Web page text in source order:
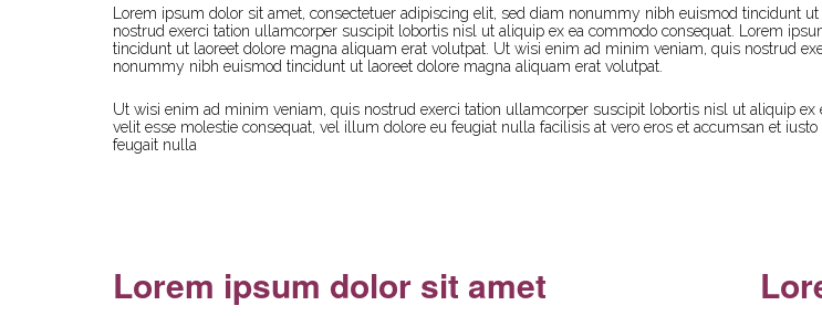
Lorem ipsum dolor sit amet, consectetuer adipiscing elit, sed diam nonummy nibh euismod tincidunt
nostrud exerci tation ullamcorper suscipit lobortis nisl ut aliquip ex ea commodo consequat. Lorem
tincidunt ut laoreet dolore magna aliquam erat volutpat. Ut wisi enim ad minim veniam, quis nostrud
nonummy nibh euismod tincidunt ut laoreet dolore magna aliquam erat volutpat.
Ut wisi enim ad minim veniam, quis nostrud exerci tation ullamcorper suscipit lobortis nisl ut aliquip
velit esse molestie consequat, vel illum dolore eu feugiat nulla facilisis at vero eros et accumsan et
feugait nulla
Lorem ipsum dolor sit amet